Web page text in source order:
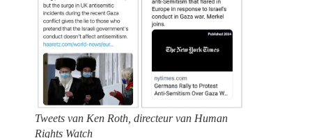
Tweets van Ken Roth, directeur van Human
Rights Watch